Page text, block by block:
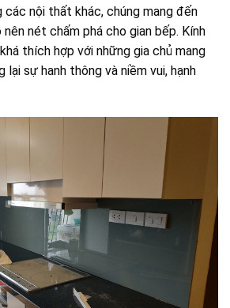
các nội thất khác, chúng mang đến
nét chấm phá cho gian bếp. Kính
thích hợp với những gia chủ mang
lại sự hanh thông và niềm vui, hạnh